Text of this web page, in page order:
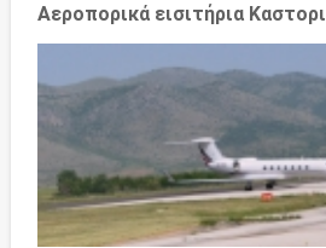
Αεροπορικά εισιτήρια